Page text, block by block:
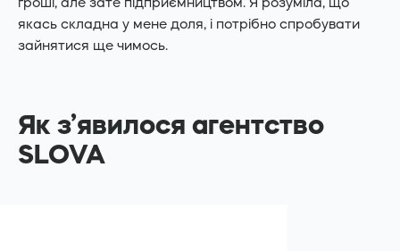
якась складна у мене доля, і потрібно спробувати
зайнятися ще чимось.
Як з’явилося агентство
SLOVA